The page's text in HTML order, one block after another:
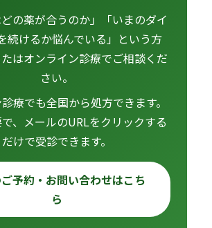
どの薬が合うのか」「いまのダイ
続けるか悩んでいる」という方
はオンライン診療でご相談くだ
さい。
療でも全国から処方できます。
、メールのURLをクリックする
だけで受診できます。
予約・お問い合わせはこち
ら